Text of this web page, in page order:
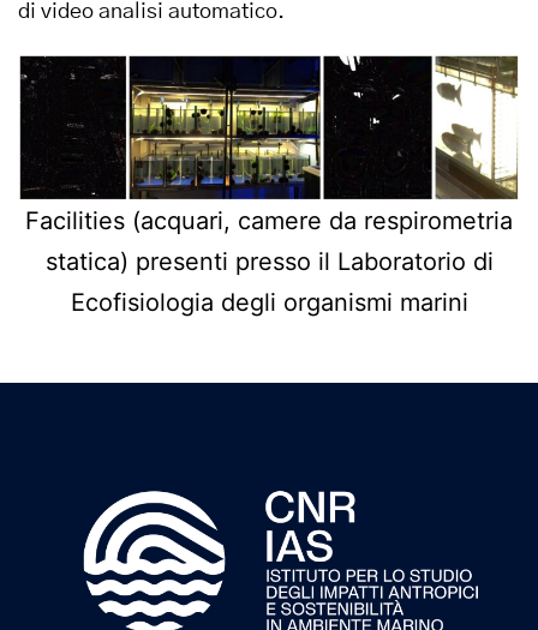
di video analisi automatico.
Facilities (acquari, camere da respirometria
statica) presenti presso il Laboratorio di
Ecofisiologia degli organismi marini